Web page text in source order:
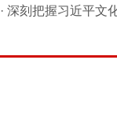
· 深刻把握习近平文